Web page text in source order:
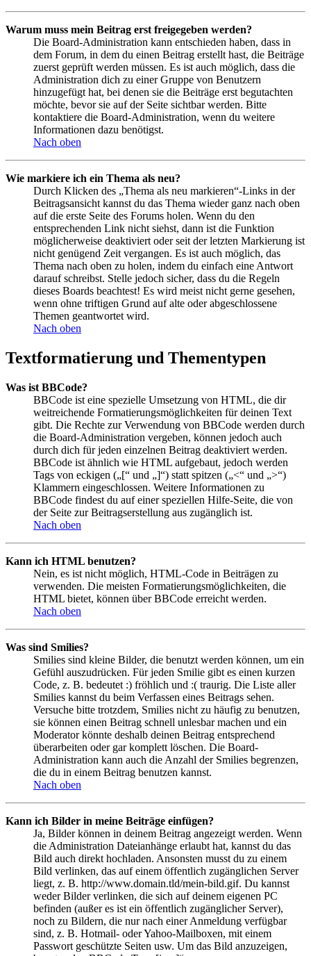
Warum muss mein Beitrag erst freigegeben werden?
Die Board-Administration kann entschieden haben, dass in
dem Forum, in dem du einen Beitrag erstellt hast, die Beiträge
zuerst geprüft werden müssen. Es ist auch möglich, dass die
Administration dich zu einer Gruppe von Benutzern
hinzugefügt hat, bei denen sie die Beiträge erst begutachten
möchte, bevor sie auf der Seite sichtbar werden. Bitte
kontaktiere die Board-Administration, wenn du weitere
Informationen dazu benötigst.
Nach oben
Wie markiere ich ein Thema als neu?
Durch Klicken des „Thema als neu markieren“-Links in der
Beitragsansicht kannst du das Thema wieder ganz nach oben
auf die erste Seite des Forums holen. Wenn du den
entsprechenden Link nicht siehst, dann ist die Funktion
möglicherweise deaktiviert oder seit der letzten Markierung ist
nicht genügend Zeit vergangen. Es ist auch möglich, das
Thema nach oben zu holen, indem du einfach eine Antwort
darauf schreibst. Stelle jedoch sicher, dass du die Regeln
dieses Boards beachtest! Es wird meist nicht gerne gesehen,
wenn ohne triftigen Grund auf alte oder abgeschlossene
Themen geantwortet wird.
Nach oben
Textformatierung und Thementypen
Was ist BBCode?
BBCode ist eine spezielle Umsetzung von HTML, die dir
weitreichende Formatierungsmöglichkeiten für deinen Text
gibt. Die Rechte zur Verwendung von BBCode werden durch
die Board-Administration vergeben, können jedoch auch
durch dich für jeden einzelnen Beitrag deaktiviert werden.
BBCode ist ähnlich wie HTML aufgebaut, jedoch werden
Tags von eckigen („[“ und „]“) statt spitzen („<“ und „>“)
Klammern eingeschlossen. Weitere Informationen zu
BBCode findest du auf einer speziellen Hilfe-Seite, die von
der Seite zur Beitragserstellung aus zugänglich ist.
Nach oben
Kann ich HTML benutzen?
Nein, es ist nicht möglich, HTML-Code in Beiträgen zu
verwenden. Die meisten Formatierungsmöglichkeiten, die
HTML bietet, können über BBCode erreicht werden.
Nach oben
Was sind Smilies?
Smilies sind kleine Bilder, die benutzt werden können, um ein
Gefühl auszudrücken. Für jeden Smilie gibt es einen kurzen
Code, z. B. bedeutet :) fröhlich und :( traurig. Die Liste aller
Smilies kannst du beim Verfassen eines Beitrags sehen.
Versuche bitte trotzdem, Smilies nicht zu häufig zu benutzen,
sie können einen Beitrag schnell unlesbar machen und ein
Moderator könnte deshalb deinen Beitrag entsprechend
überarbeiten oder gar komplett löschen. Die Board-
Administration kann auch die Anzahl der Smilies begrenzen,
die du in einem Beitrag benutzen kannst.
Nach oben
Kann ich Bilder in meine Beiträge einfügen?
Ja, Bilder können in deinem Beitrag angezeigt werden. Wenn
die Administration Dateianhänge erlaubt hat, kannst du das
Bild auch direkt hochladen. Ansonsten musst du zu einem
Bild verlinken, das auf einem öffentlich zugänglichen Server
liegt, z. B. http://www.domain.tld/mein-bild.gif. Du kannst
weder Bilder verlinken, die sich auf deinem eigenen PC
befinden (außer es ist ein öffentlich zugänglicher Server),
noch zu Bildern, die nur nach einer Anmeldung verfügbar
sind, z. B. Hotmail- oder Yahoo-Mailboxen, mit einem
Passwort geschützte Seiten usw. Um das Bild anzuzeigen,